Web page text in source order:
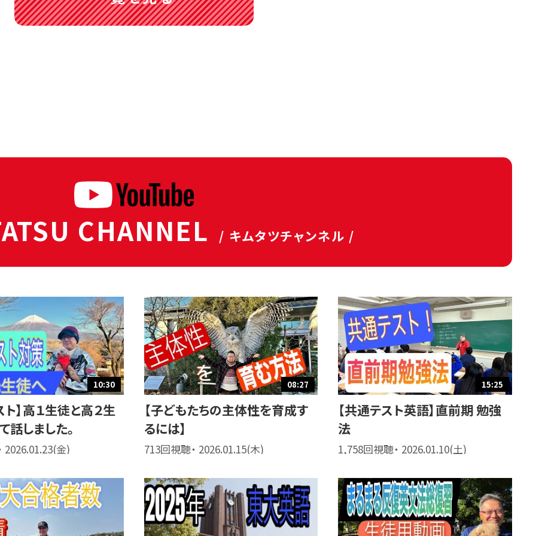
CHANNEL / キムタツチャンネル /
10:30
ト】高１生徒と高２生
話しました。
2026.01.23(金)
08:27
【子どもたちの主体性を育成す
るには】
713回視聴・ 2026.01.15(木)
15:25
【共通テスト英語】直前期 勉強
法
1,758回視聴・ 2026.01.10(土)